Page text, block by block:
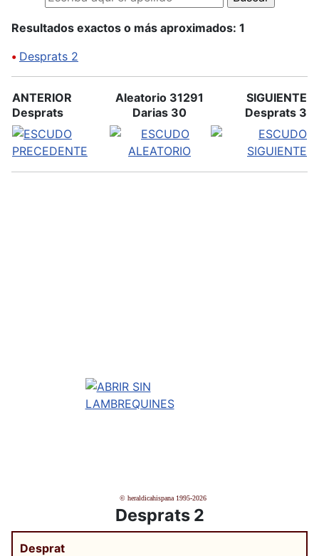
Resultados exactos o más aproximados: 1
• Desprats 2
ANTERIOR
Desprats
Aleatorio 31291
Darias 30
SIGUIENTE
Desprats 3
© heraldicahispana 1995-2026
Desprats 2
Desprat